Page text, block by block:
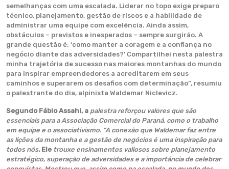
semelhanças com uma escalada. Liderar no topo exige preparo
técnico, planejamento, gestão de riscos e a habilidade de
administrar uma equipe com excelência. Ainda assim,
obstáculos – previstos e inesperados – sempre surgirão. A
grande questão é: ‘como manter a coragem e a confiança no
negócio diante das adversidades?’ Compartilhei nesta palestra
minha trajetória de sucesso nas maiores montanhas do mundo
para inspirar empreendedores a acreditarem em seus
caminhos e superarem os desafios com determinação”, resumiu
o palestrante do dia, alpinista Waldemar Niclevicz.
Segundo Fábio Assahi, a palestra reforçou valores que são
essenciais para a Associação Comercial do Paraná, como o trabalho
em equipe e o associativismo. “A conexão que Waldemar faz entre
as lições da montanha e a gestão de negócios é uma inspiração para
todos nós. Ele trouxe ensinamentos valiosos sobre planejamento
estratégico, superação de adversidades e a importância de celebrar